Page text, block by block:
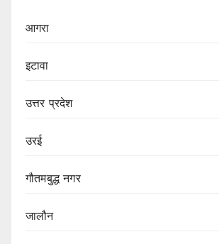
आगरा
इटावा
उत्तर प्रदेश
उरई
गौतमबुद्ध नगर
जालौन